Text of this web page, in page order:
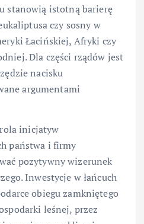
stanowią istotną barierę
czy sosny w
Łacińskiej, Afryki czy
Dla części rządów jest
nacisku
argumentami
inicjatyw
państwa i firmy
pozytywny wizerunek
Inwestycje w łańcuch
obiegu zamkniętego
leśnej, przez